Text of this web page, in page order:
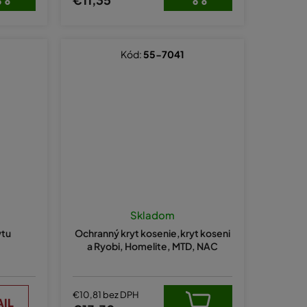
Ochranný kryt kosenie,kryt koseni
a Ryobi, Homelite, MTD, NAC
Skladom
€10,81 bez DPH
Kód: 55-7041